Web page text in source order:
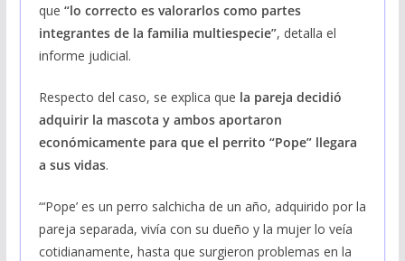
que “lo correcto es valorarlos como partes
integrantes de la familia multiespecie”, detalla el
informe judicial.
Respecto del caso, se explica que la pareja decidió
adquirir la mascota y ambos aportaron
económicamente para que el perrito “Pope” llegara
a sus vidas.
“‘Pope’ es un perro salchicha de un año, adquirido por la
pareja separada, vivía con su dueño y la mujer lo veía
cotidianamente, hasta que surgieron problemas en la